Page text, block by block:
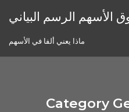
الأسهم الرسم البياني
ماذا يعني ألفا في الأسهم
Category